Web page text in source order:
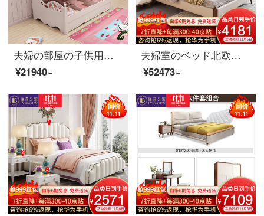
夫婦の部屋の子供用ベッドと韓国式の洋服だんすの組み合わせベッドの多機能収納物田園ベッドルームの家具たんすのベッド+高箱(モップを含まない)1200*1900
¥21940~
夫婦室のベッド北欧ベッドの実木ダブルベッド1.8メートルシンプルルームの皮芸姫の結婚ベッドセットの家具のベッド+マットレス+マットレス*1 1800*2000
¥52473~